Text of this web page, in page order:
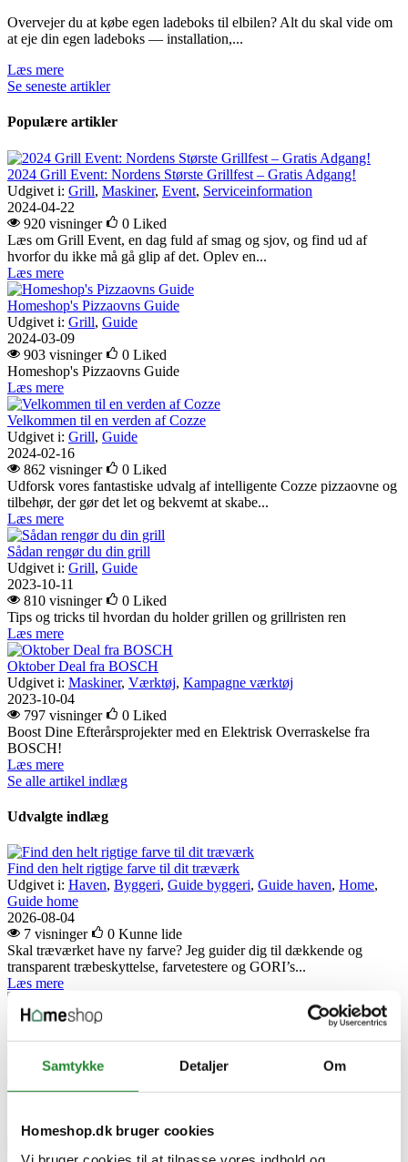
Samtykke Detaljer Om
Homeshop.dk bruger cookies
Overvejer du at købe egen ladeboks til elbilen? Alt du skal vide om
at eje din egen ladeboks — installation,...
Læs mere
Se seneste artikler
Populære artikler
2024 Grill Event: Nordens Største Grillfest – Gratis Adgang!
Udgivet i: Grill, Maskiner, Event, Serviceinformation
2024-04-22
920 visninger
0 Liked
Læs om Grill Event, en dag fuld af smag og sjov, og find ud af
hvorfor du ikke må gå glip af det. Oplev en...
Læs mere
Homeshop's Pizzaovns Guide
Udgivet i: Grill, Guide
2024-03-09
903 visninger
0 Liked
Homeshop's Pizzaovns Guide
Læs mere
Velkommen til en verden af Cozze
Udgivet i: Grill, Guide
2024-02-16
862 visninger
0 Liked
Udforsk vores fantastiske udvalg af intelligente Cozze pizzaovne og
tilbehør, der gør det let og bekvemt at skabe...
Læs mere
Sådan rengør du din grill
Udgivet i: Grill, Guide
2023-10-11
810 visninger
0 Liked
Tips og tricks til hvordan du holder grillen og grillristen ren
Læs mere
Oktober Deal fra BOSCH
Udgivet i: Maskiner, Værktøj, Kampagne værktøj
2023-10-04
797 visninger
0 Liked
Boost Dine Efterårsprojekter med en Elektrisk Overraskelse fra
BOSCH!
Læs mere
Se alle artikel indlæg
Udvalgte indlæg
Find den helt rigtige farve til dit træværk
Udgivet i: Haven, Byggeri, Guide byggeri, Guide haven, Home,
Guide home
2026-08-04
7 visninger
0 Kunne lide
Skal træværket have ny farve? Jeg guider dig til dækkende og
transparent træbeskyttelse, farvetestere og GORI’s...
Læs mere
Grund træværket rigtigt, før du maler
,
2026-07-31
Se guiden til GORI 11.1 og få styr på grunding, imprægnering og
Læs mere